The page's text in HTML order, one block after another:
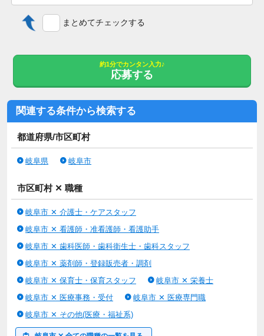
【求人の特徴】
寮/社宅/住み込み/高収入/学歴不問/未経験者歓迎/昇給あり/40代活
躍中/託児所あり/マイカー通勤可/社内禁煙/育児休暇あり/女性活
岐阜県岐阜市の老健・介護職・正社員のお仕事 ！無資格可、未
お一人おひとりを尊重し、ご入居者の立場に立ってサービスを提
供することを大切にします。
無資格可,未経験OK,賞与４ヶ月以上,車通勤OK,産休・育休,寮あ
り,残業ほぼなし,社会保険完備
【待遇】
厚生年金、健康保険、雇用保険、労災保険
定年 60歳
退職金 あり(勤続3年以上)
単身用住宅の有無 あり
家族用住宅の有無 なし
車通勤 可
通勤手当 定額まで支給 月上限12000円
育児休暇取得実績 あり
まとめてチェックする
約1分でカンタン入力♪
応募する
関連する条件から検索する
都道府県/市区町村
岐阜県 岐阜市
市区町村 ✕ 職種
岐阜市 ✕ 介護士・ケアスタッフ
岐阜市 ✕ 看護師・准看護師・看護助手
岐阜市 ✕ 歯科医師・歯科衛生士・歯科スタッフ
岐阜市 ✕ 薬剤師・登録販売者・調剤
岐阜市 ✕ 保育士・保育スタッフ
岐阜市 ✕ 栄養士
岐阜市 ✕ 医療事務・受付
岐阜市 ✕ 医療専門職
岐阜市 ✕ その他(医療・福祉系)